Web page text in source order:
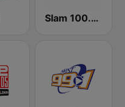
Slam 100.5 FM